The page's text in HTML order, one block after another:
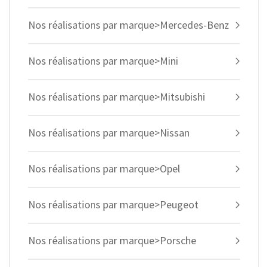
Nos réalisations par marque>Mercedes-Benz
Nos réalisations par marque>Mini
Nos réalisations par marque>Mitsubishi
Nos réalisations par marque>Nissan
Nos réalisations par marque>Opel
Nos réalisations par marque>Peugeot
Nos réalisations par marque>Porsche